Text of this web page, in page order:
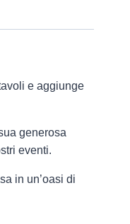
e aggiunge
generosa
eventi.
in un’oasi di